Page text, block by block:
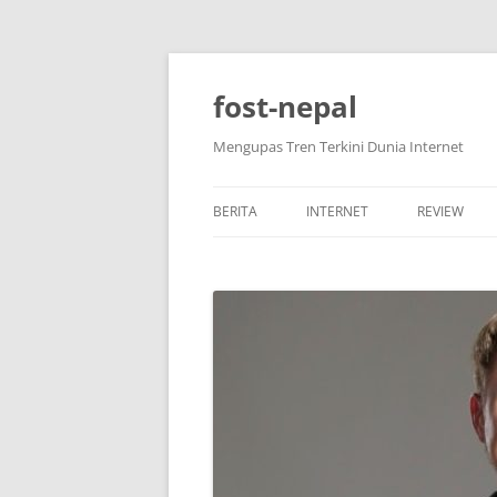
Skip
content
fost-nepal
Mengupas Tren Terkini Dunia Internet
BERITA INTERNET REVIEW